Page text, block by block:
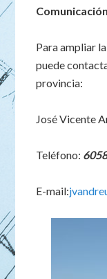
Para ampliar
puede
provincia:
José Vicente
Teléfono:
E-mail: